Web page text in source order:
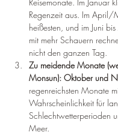
Reisemonate. Im Januar
Regenzeit aus. Im April/
heißesten, und im Juni
mit mehr Schauern
nicht den ganzen Tag.
Zu meidende Monate
Monsun): Oktober und
regenreichsten Monate
Wahrscheinlichkeit für
Schlechtwetterperioden
Meer.